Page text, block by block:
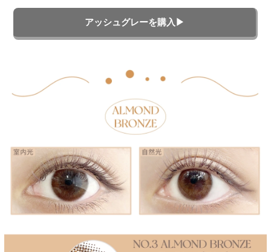
アッシュグレーを購入▶